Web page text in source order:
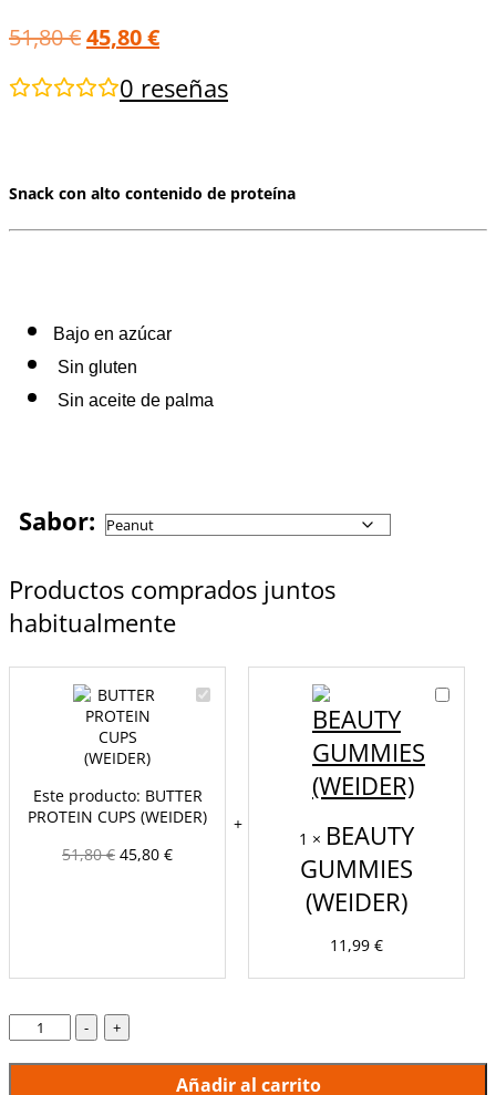
51,80€45,80€
0 reseñas
Snack con alto contenido de proteína
Bajo en azúcar
Sin gluten
Sin aceite de palma
Sabor:
Productos comprados juntos
habitualmente
BUTTER
Este producto: BUTTER
PROTEIN CUPS (WEIDER)
51,80€ 45,80 €
BEAUTY
1 × BEAUTY
GUMMIES
(WEIDER)
11,99 €
- +
Añadir al carrito